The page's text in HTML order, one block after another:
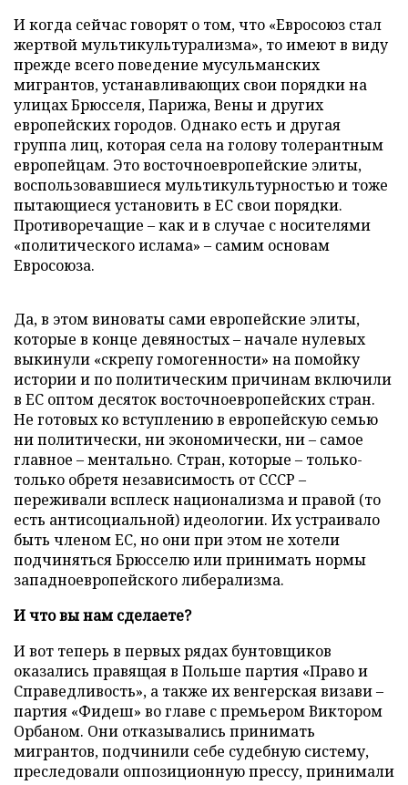
И когда сейчас говорят о том, что «Евросоюз стал
жертвой мультикультурализма», то имеют в виду
прежде всего поведение мусульманских
мигрантов, устанавливающих свои порядки на
улицах Брюсселя, Парижа, Вены и других
европейских городов. Однако есть и другая
группа лиц, которая села на голову толерантным
европейцам. Это восточноевропейские элиты,
воспользовавшиеся мультикультурностью и тоже
пытающиеся установить в ЕС свои порядки.
Противоречащие – как и в случае с носителями
«политического ислама» – самим основам
Евросоюза.
Да, в этом виноваты сами европейские элиты,
которые в конце девяностых – начале нулевых
выкинули «скрепу гомогенности» на помойку
истории и по политическим причинам включили
в ЕС оптом десяток восточноевропейских стран.
Не готовых ко вступлению в европейскую семью
ни политически, ни экономически, ни – самое
главное – ментально. Стран, которые – только-
только обретя независимость от СССР –
переживали всплеск национализма и правой (то
есть антисоциальной) идеологии. Их устраивало
быть членом ЕС, но они при этом не хотели
подчиняться Брюсселю или принимать нормы
западноевропейского либерализма.
И что вы нам сделаете?
И вот теперь в первых рядах бунтовщиков
оказались правящая в Польше партия «Право и
Справедливость», а также их венгерская визави –
партия «Фидеш» во главе с премьером Виктором
Орбаном. Они отказывались принимать
мигрантов, подчинили себе судебную систему,
преследовали оппозиционную прессу, принимали